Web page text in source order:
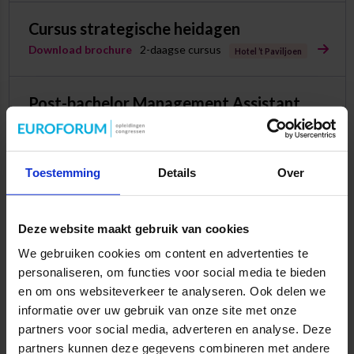
Toestemming Details Over
Deze website maakt gebruik van cookies
We gebruiken cookies om content en advertenties te
personaliseren, om functies voor social media te bieden
en om ons websiteverkeer te analyseren. Ook delen we
informatie over uw gebruik van onze site met onze
partners voor social media, adverteren en analyse. Deze
partners kunnen deze gegevens combineren met andere
Cursus strategische heidagen
Download brochure 2-daagse cursus Hotel ’t Paviljoen
Post-bachelor Management Assistant
Download brochure Opleiding
Cursus Peak performance
Download brochure 2-daagse cursus
Specialisatie
Steeds meer assistants specialiseren
zich in een bepaald vakgebied. Zorg jij